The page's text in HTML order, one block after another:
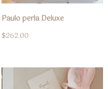
Paulo perla Deluxe
$262.00